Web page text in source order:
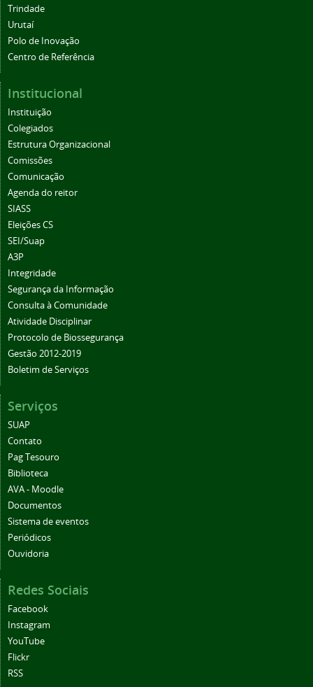
Trindade
Urutaí
Polo de Inovação
Centro de Referência
Institucional
Instituição
Colegiados
Estrutura Organizacional
Comissões
Comunicação
Agenda do reitor
SIASS
Eleições CS
SEI/Suap
A3P
Integridade
Segurança da Informação
Consulta à Comunidade
Atividade Disciplinar
Protocolo de Biossegurança
Gestão 2012-2019
Boletim de Serviços
Serviços
SUAP
Contato
Pag Tesouro
Biblioteca
AVA - Moodle
Documentos
Sistema de eventos
Periódicos
Ouvidoria
Redes Sociais
Facebook
Instagram
YouTube
Flickr
RSS